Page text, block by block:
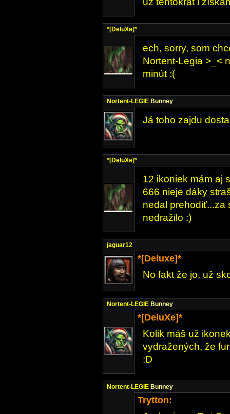
*[DeluXe]*
ech, sorry, som
Nortent-Legia >_<
minút :(
Nortent-LEGIE Bunney
Já toho zajdu
*[DeluXe]*
12 ikoniek mám aj
666 nieje dáky
nedal prehodiť...za
nedražilo :)
jaguar12
*[Deluxe]*
No fakt že jo, už
Nortent-LEGIE Bunney
*[DeluXe]*
Kolik máš už
vydražených, že
:D
Nortent-LEGIE Bunney
Trytton: